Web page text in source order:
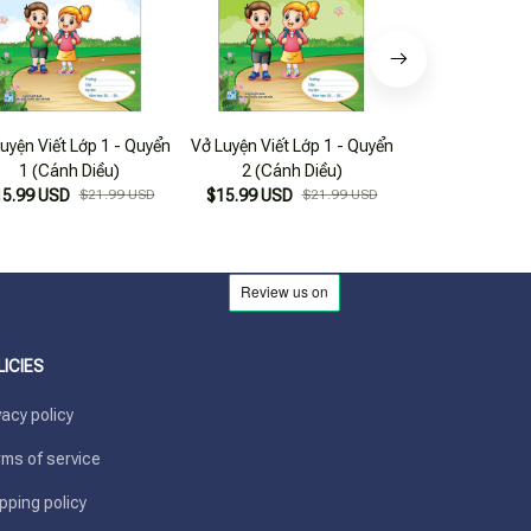
Viết Lớp 1 - Quyển
1 (Cánh Diều)
USD $21.99 USD
Vở Luyện Viết Lớp 1 - Quyển
2 (Cánh Diều)
$15.99 USD $21.99 USD
policy
of service
policy